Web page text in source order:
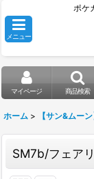
ポケ
メニュー
マイページ 商品検索
ホーム > 【サン&ムー
SM7b/フェア